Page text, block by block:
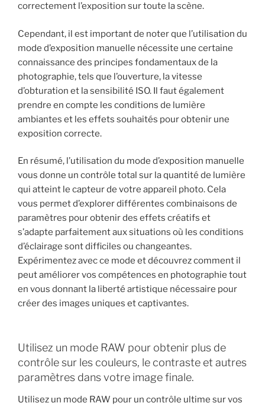
correctement l’exposition sur toute la scène.
Cependant, il est important de noter que l’utilisation du
mode d’exposition manuelle nécessite une certaine
connaissance des principes fondamentaux de la
photographie, tels que l’ouverture, la vitesse
d’obturation et la sensibilité ISO. Il faut également
prendre en compte les conditions de lumière
ambiantes et les effets souhaités pour obtenir une
exposition correcte.
En résumé, l’utilisation du mode d’exposition manuelle
vous donne un contrôle total sur la quantité de lumière
qui atteint le capteur de votre appareil photo. Cela
vous permet d’explorer différentes combinaisons de
paramètres pour obtenir des effets créatifs et
s’adapte parfaitement aux situations où les conditions
d’éclairage sont difficiles ou changeantes.
Expérimentez avec ce mode et découvrez comment il
peut améliorer vos compétences en photographie tout
en vous donnant la liberté artistique nécessaire pour
créer des images uniques et captivantes.
Utilisez un mode RAW pour obtenir plus de
contrôle sur les couleurs, le contraste et autres
paramètres dans votre image finale.
Utilisez un mode RAW pour un contrôle ultime sur vos